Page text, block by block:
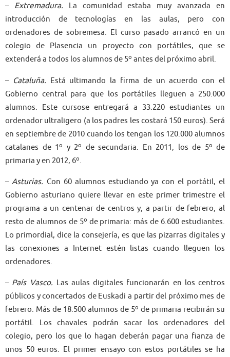
– Extremadura. La comunidad estaba muy avanzada en
introducción de tecnologías en las aulas, pero con
ordenadores de sobremesa. El curso pasado arrancó en un
colegio de Plasencia un proyecto con portátiles, que se
extenderá a todos los alumnos de 5º antes del próximo abril.
– Cataluña. Está ultimando la firma de un acuerdo con el
Gobierno central para que los portátiles lleguen a 250.000
alumnos. Este cursose entregará a 33.220 estudiantes un
ordenador ultraligero (a los padres les costará 150 euros). Será
en septiembre de 2010 cuando los tengan los 120.000 alumnos
catalanes de 1º y 2º de secundaria. En 2011, los de 5º de
primaria y en 2012, 6º.
– Asturias. Con 60 alumnos estudiando ya con el portátil, el
Gobierno asturiano quiere llevar en este primer trimestre el
programa a un centenar de centros y, a partir de febrero, al
resto de alumnos de 5º de primaria: más de 6.600 estudiantes.
Lo primordial, dice la consejería, es que las pizarras digitales y
las conexiones a Internet estén listas cuando lleguen los
ordenadores.
– País Vasco. Las aulas digitales funcionarán en los centros
públicos y concertados de Euskadi a partir del próximo mes de
febrero. Más de 18.500 alumnos de 5º de primaria recibirán su
portátil. Los chavales podrán sacar los ordenadores del
colegio, pero los que lo hagan deberán pagar una fianza de
unos 50 euros. El primer ensayo con estos portátiles se ha